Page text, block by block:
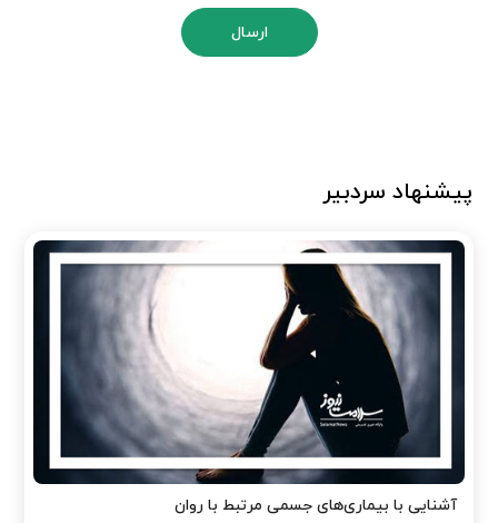
ارسال
پیشنهاد سردبیر
آشنایی با بیماری‌های جسمی مرتبط با روان